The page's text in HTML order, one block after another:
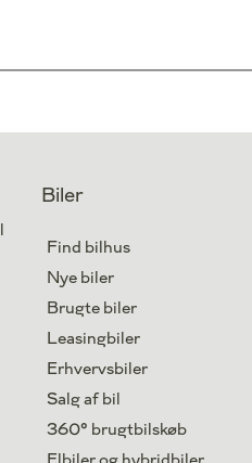
Biler
Find bilhus
Nye biler
Brugte biler
Leasingbiler
Erhvervsbiler
Salg af bil
360° brugtbilskøb